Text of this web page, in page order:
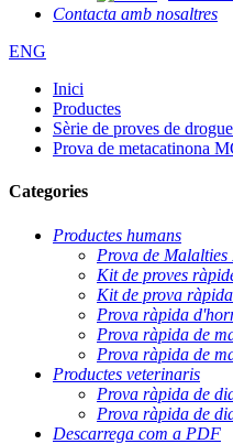
Contacta amb nosaltres
ENG
Inici
Productes
Sèrie de proves de
Prova de metacatinona
Categories
Productes humans
Prova de Malalties
Kit de proves
Kit de prova
Prova ràpida
Prova ràpida de
Prova ràpida de
Productes veterinaris
Prova ràpida de
Prova ràpida de
Descarrega com a PDF